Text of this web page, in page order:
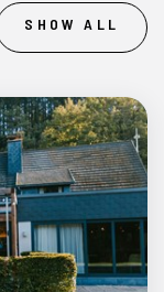
SHOW ALL